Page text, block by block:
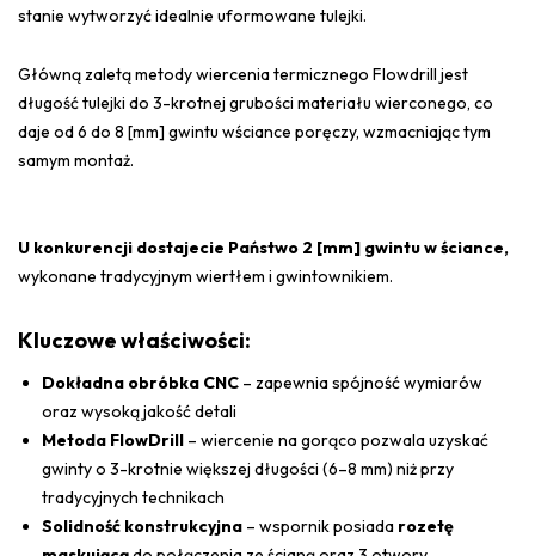
stanie wytworzyć idealnie uformowane tulejki.
Główną zaletą metody wiercenia termicznego Flowdrill jest
długość tulejki do 3-krotnej grubości materiału wierconego, co
daje od 6 do 8 [mm] gwintu wściance poręczy, wzmacniając tym
samym montaż.
U konkurencji dostajecie Państwo 2 [mm] gwintu w ściance,
wykonane tradycyjnym wiertłem i gwintownikiem.
Kluczowe właściwości:
Dokładna obróbka CNC – zapewnia spójność wymiarów
oraz wysoką jakość detali
Metoda FlowDrill – wiercenie na gorąco pozwala uzyskać
gwinty o 3-krotnie większej długości (6–8 mm) niż przy
tradycyjnych technikach
Solidność konstrukcyjna – wspornik posiada rozetę